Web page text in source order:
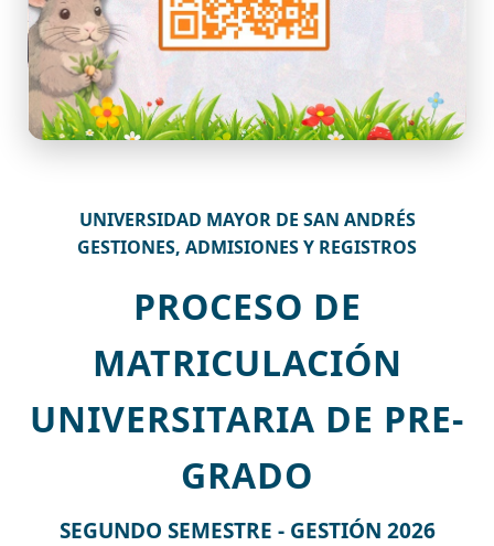
UNIVERSIDAD MAYOR DE SAN ANDRÉS
GESTIONES, ADMISIONES Y REGISTROS
PROCESO DE
MATRICULACIÓN
UNIVERSITARIA DE PRE-
GRADO
SEGUNDO SEMESTRE - GESTIÓN 2026